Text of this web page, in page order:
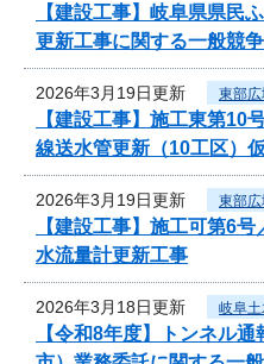
【建設工事】岐阜県県民
更新工事に関する一般競
2026年3月19日更新 東部
【建設工事】施工東第
線送水管更新（10工区）
2026年3月19日更新 東部
【建設工事】施工可第6
水流量計更新工事
2026年3月18日更新 岐阜
【令和8年度】トンネル